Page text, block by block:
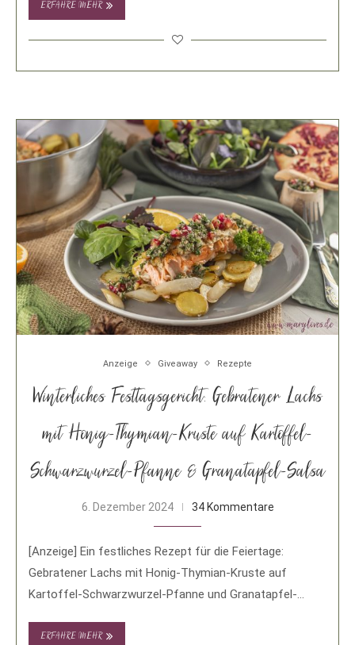
ERFAHRE MEHR
Anzeige Giveaway Rezepte
Winterliches Festtagsgericht: Gebratener Lachs
mit Honig-Thymian-Kruste auf Kartoffel-
Schwarzwurzel-Pfanne & Granatapfel-Salsa
6. Dezember 2024 34 Kommentare
[Anzeige] Ein festliches Rezept für die Feiertage:
Gebratener Lachs mit Honig-Thymian-Kruste auf
Kartoffel-Schwarzwurzel-Pfanne und Granatapfel-
schönste …
ERFAHRE MEHR